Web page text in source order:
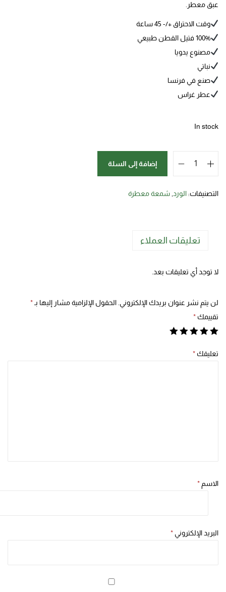
عبق معطر.
وقت الاحتراق +/- 45 ساعة
100% فتيل القطن طبيعي
مصنوع يدويا
نباتي
صنع في فرنسا
عطر غراس
In stock
إضافة إلى السلة
التصنيفات:الورد شمعة معطرة
تعليقات العملاء
لا توجد أي تعليقات بعد.
لن يتم نشر عنوان بريدك الإلكتروني. الحقول الإلزامية مشار إليها بـ *
تقييمك *
تعليقك *
الاسم *
البريد الإلكتروني *